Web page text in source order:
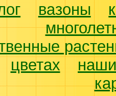
вазоны
цветах